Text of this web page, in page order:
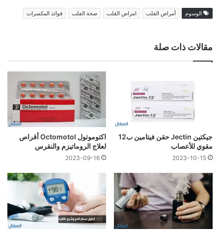
الوسوم أمراض القلب امراض القلب صحة القلب فوائد المكسرات
مقالات ذات صلة
جيكتين Jectin حقن فيتامين ب12
مقوي للأعصاب
2023-10-15
اكتوموتول Octomotol أقراص
لعلاج الروماتيزم والنقرس
2023-09-16